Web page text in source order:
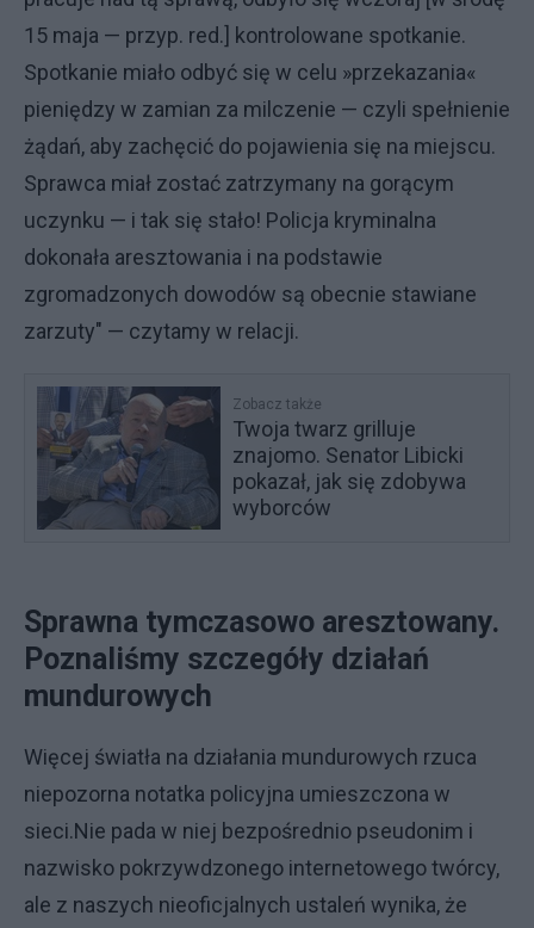
15 maja — przyp. red.] kontrolowane spotkanie.
Spotkanie miało odbyć się w celu »przekazania«
pieniędzy w zamian za milczenie — czyli spełnienie
żądań, aby zachęcić do pojawienia się na miejscu.
Sprawca miał zostać zatrzymany na gorącym
uczynku — i tak się stało! Policja kryminalna
dokonała aresztowania i na podstawie
zgromadzonych dowodów są obecnie stawiane
zarzuty" — czytamy w relacji.
Zobacz także
Twoja twarz grilluje
znajomo. Senator Libicki
pokazał, jak się zdobywa
wyborców
Sprawna tymczasowo aresztowany.
Poznaliśmy szczegóły działań
mundurowych
Więcej światła na działania mundurowych rzuca
niepozorna notatka policyjna umieszczona w
sieci.Nie pada w niej bezpośrednio pseudonim i
nazwisko pokrzywdzonego internetowego twórcy,
ale z naszych nieoficjalnych ustaleń wynika, że